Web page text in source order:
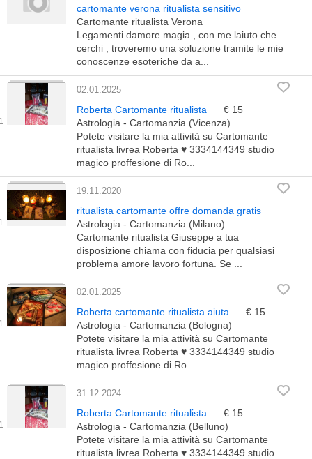
cartomante verona ritualista sensitivo
Cartomante ritualista Verona
Legamenti damore magia , con me laiuto che
cerchi , troveremo una soluzione tramite le mie
conoscenze esoteriche da a...
02.01.2025
Roberta Cartomante ritualista
€ 15
Astrologia - Cartomanzia (Vicenza)
Potete visitare la mia attività su Cartomante
ritualista livrea Roberta ♥️ 3334144349 studio
magico proffesione di Ro...
19.11.2020
ritualista cartomante offre domanda gratis
Astrologia - Cartomanzia (Milano)
Cartomante ritualista Giuseppe a tua
disposizione chiama con fiducia per qualsiasi
problema amore lavoro fortuna. Se ...
02.01.2025
Roberta cartomante ritualista aiuta
€ 15
Astrologia - Cartomanzia (Bologna)
Potete visitare la mia attività su Cartomante
ritualista livrea Roberta ♥️ 3334144349 studio
magico proffesione di Ro...
31.12.2024
Roberta Cartomante ritualista
€ 15
Astrologia - Cartomanzia (Belluno)
Potete visitare la mia attività su Cartomante
ritualista livrea Roberta ♥️ 3334144349 studio